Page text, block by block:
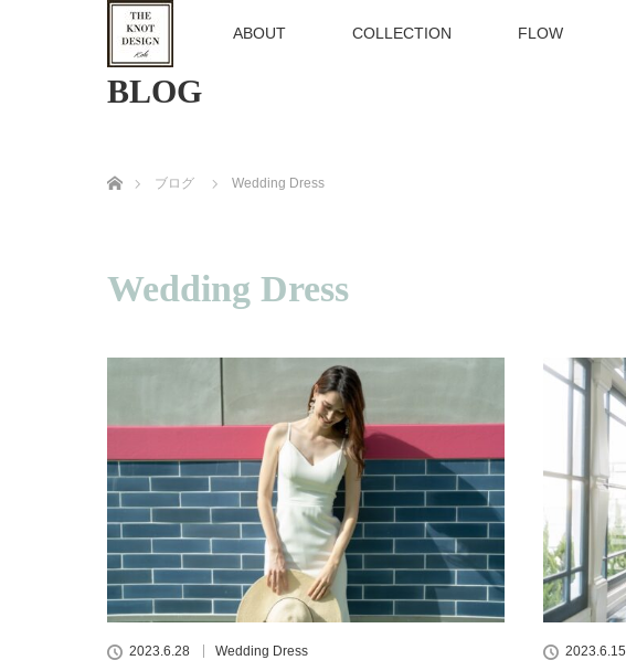
TOP ABOUT COLLECTION FLOW
BLOG
ブログ
Wedding Dress
Wedding Dress
2023.6.28 Wedding Dress 2023.6.15